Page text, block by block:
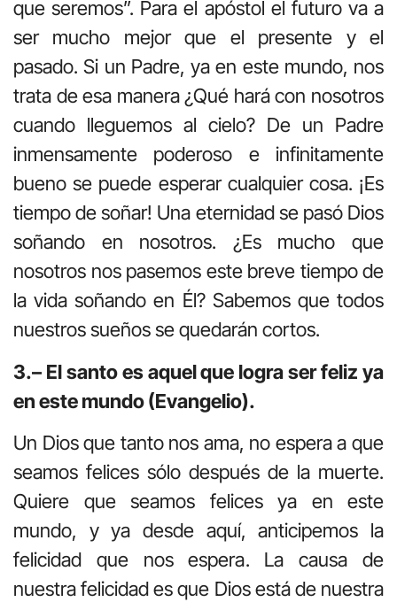
que seremos”. Para el apóstol el futuro va a
ser mucho mejor que el presente y el
pasado. Si un Padre, ya en este mundo, nos
trata de esa manera ¿Qué hará con nosotros
cuando lleguemos al cielo? De un Padre
inmensamente poderoso e infinitamente
bueno se puede esperar cualquier cosa. ¡Es
tiempo de soñar! Una eternidad se pasó Dios
soñando en nosotros. ¿Es mucho que
nosotros nos pasemos este breve tiempo de
la vida soñando en Él? Sabemos que todos
nuestros sueños se quedarán cortos.
3.– El santo es aquel que logra ser feliz ya
en este mundo (Evangelio).
Un Dios que tanto nos ama, no espera a que
seamos felices sólo después de la muerte.
Quiere que seamos felices ya en este
mundo, y ya desde aquí, anticipemos la
felicidad que nos espera. La causa de
nuestra felicidad es que Dios está de nuestra